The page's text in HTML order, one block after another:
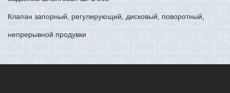
Клапан запорный, регулирующий, дисковый, поворотный,
непрерывной продувки